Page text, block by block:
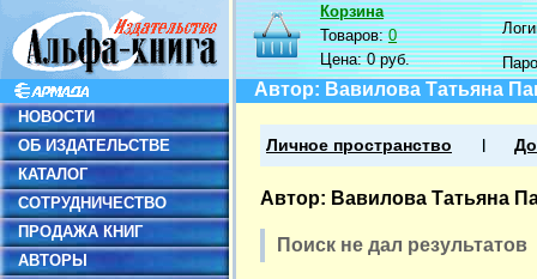
НОВОСТИ
ОБ ИЗДАТЕЛЬСТВЕ
КАТАЛОГ
СОТРУДНИЧЕСТВО
ПРОДАЖА КНИГ
АВТОРЫ
Корзина
Товаров:0
Цена:0 руб.
Автор: Вавилова Татьяна
Личное пространство
Автор: Вавилова Татьяна
Поиск не дал результатов